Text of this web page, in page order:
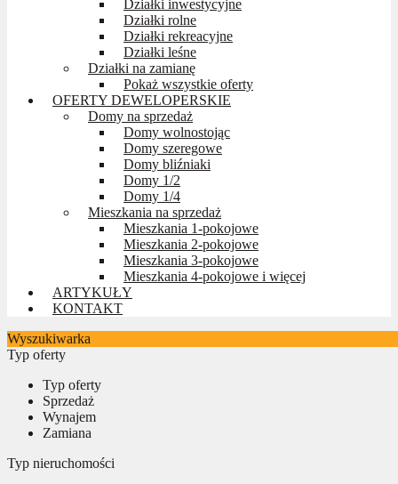
Działki inwestycyjne
Działki rolne
Działki rekreacyjne
Działki leśne
Działki na zamianę
Pokaż wszystkie oferty
OFERTY DEWELOPERSKIE
Domy na sprzedaż
Domy wolnostojąc
Domy szeregowe
Domy bliźniaki
Domy 1/2
Domy 1/4
Mieszkania na sprzedaż
Mieszkania 1-pokojowe
Mieszkania 2-pokojowe
Mieszkania 3-pokojowe
Mieszkania 4-pokojowe i więcej
ARTYKUŁY
KONTAKT
Wyszukiwarka
Typ oferty
Typ oferty
Sprzedaż
Wynajem
Zamiana
Typ nieruchomości